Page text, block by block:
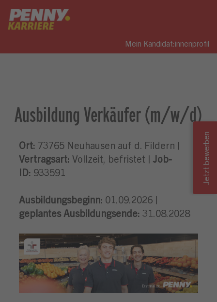
Mein Kandidat:innenprofil
Ausbildung Verkäufer (m/w/d)
Ort: 73765 Neuhausen auf d. Fildern |
Vertragsart: Vollzeit, befristet | Job-
ID: 933591
Ausbildungsbeginn: 01.09.2026 |
geplantes Ausbildungsende: 31.08.2028